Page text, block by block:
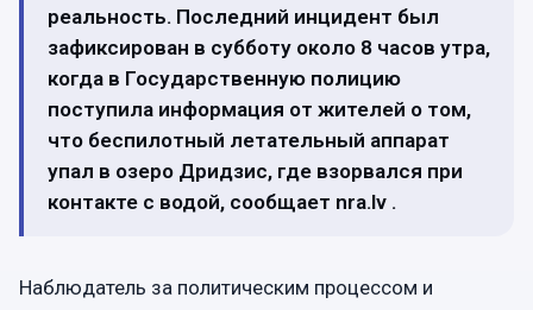
реальность. Последний инцидент был
зафиксирован в субботу около 8 часов утра,
когда в Государственную полицию
поступила информация от жителей о том,
что беспилотный летательный аппарат
упал в озеро Дридзис, где взорвался при
контакте с водой, сообщает nra.lv .
Наблюдатель за политическим процессом и